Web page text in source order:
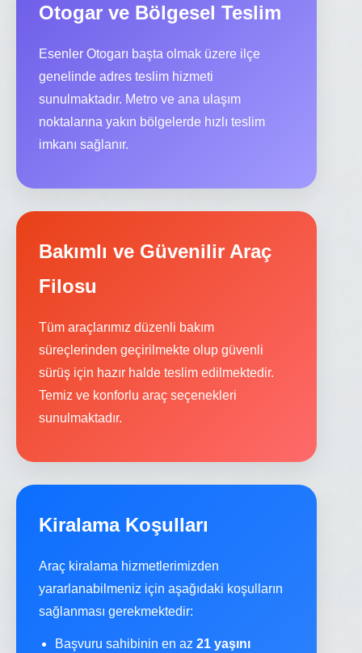
Otogar ve Bölgesel Teslim
Esenler Otogarı başta olmak üzere ilçe
genelinde adres teslim hizmeti
sunulmaktadır. Metro ve ana ulaşım
noktalarına yakın bölgelerde hızlı teslim
imkanı sağlanır.
Bakımlı ve Güvenilir Araç
Filosu
Tüm araçlarımız düzenli bakım
süreçlerinden geçirilmekte olup güvenli
sürüş için hazır halde teslim edilmektedir.
Temiz ve konforlu araç seçenekleri
sunulmaktadır.
Kiralama Koşulları
Araç kiralama hizmetlerimizden
yararlanabilmeniz için aşağıdaki koşulların
sağlanması gerekmektedir:
Başvuru sahibinin en az 21 yaşını